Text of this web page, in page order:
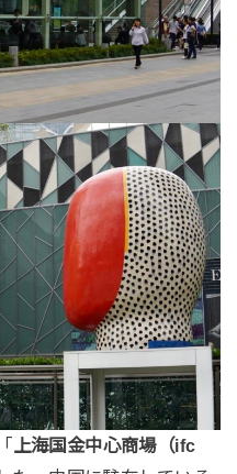
上海国金中心商場（ifc